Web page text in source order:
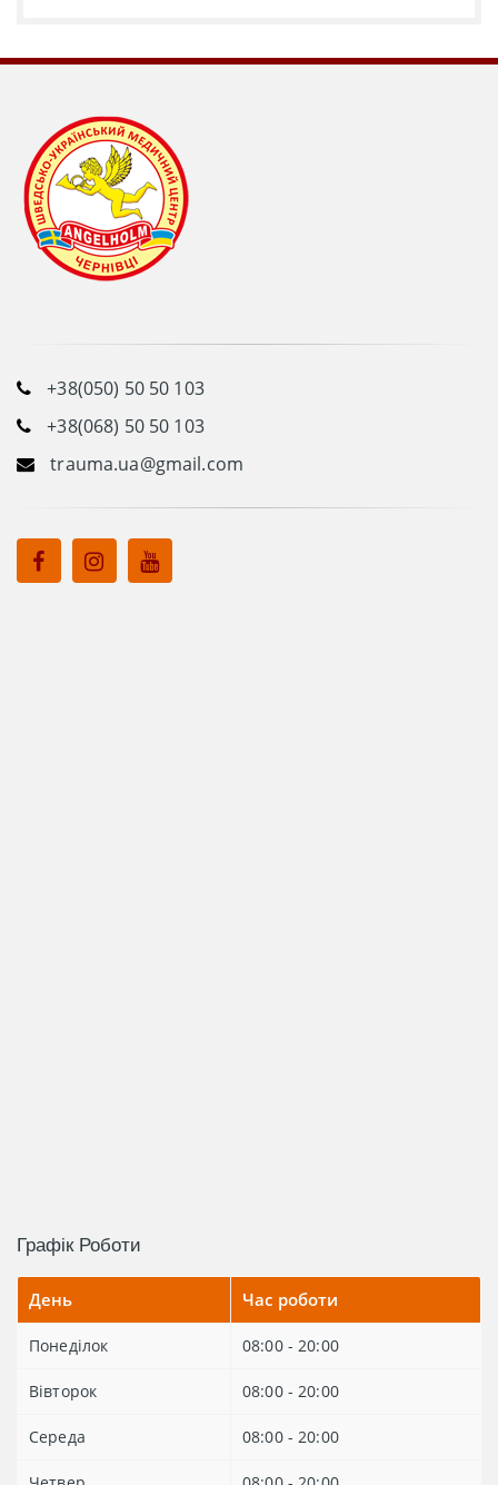
+38(050) 50 50 103
+38(068) 50 50 103
trauma.ua@gmail.com
Графік Роботи
День Час роботи
Понеділок 08:00 - 20:00
Вівторок 08:00 - 20:00
Середа 08:00 - 20:00